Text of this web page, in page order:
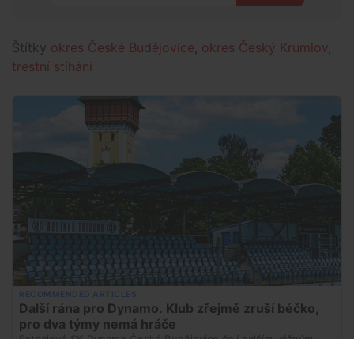
Štítky okres České Budějovice okres Český Krumlov
trestní stíhání